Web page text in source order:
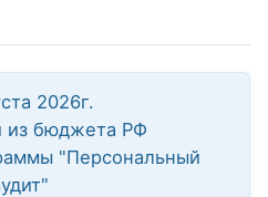
2026г.
из бюджета РФ
"Персональный